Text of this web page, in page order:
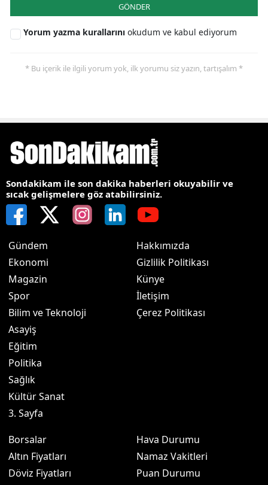
GÖNDER
Yorum yazma kurallarını okudum ve kabul ediyorum
* Bu içerik ile ilgili yorum yok, ilk yorumu siz yazın, tartışalım *
Sondakikam ile son dakika haberleri okuyabilir ve
sıcak gelişmelere göz atabilirsiniz.
Gündem
Ekonomi
Magazin
Spor
Bilim ve Teknoloji
Asayiş
Eğitim
Politika
Sağlık
Kültür Sanat
3. Sayfa
Hakkımızda
Gizlilik Politikası
Künye
İletişim
Çerez Politikası
Borsalar
Altın Fiyatları
Döviz Fiyatları
Hava Durumu
Namaz Vakitleri
Puan Durumu